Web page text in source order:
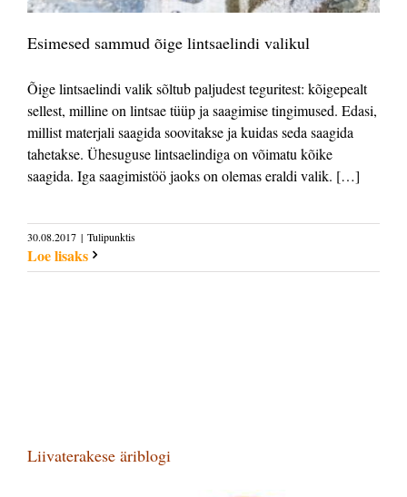
Esimesed sammud õige lintsaelindi valikul
Õige lintsaelindi valik sõltub paljudest teguritest: kõigepealt
sellest, milline on lintsae tüüp ja saagimise tingimused. Edasi,
millist materjali saagida soovitakse ja kuidas seda saagida
tahetakse. Ühesuguse lintsaelindiga on võimatu kõike
saagida. Iga saagimistöö jaoks on olemas eraldi valik. […]
30.08.2017 | Tulipunktis
Loe lisaks
Liivaterakese äriblogi